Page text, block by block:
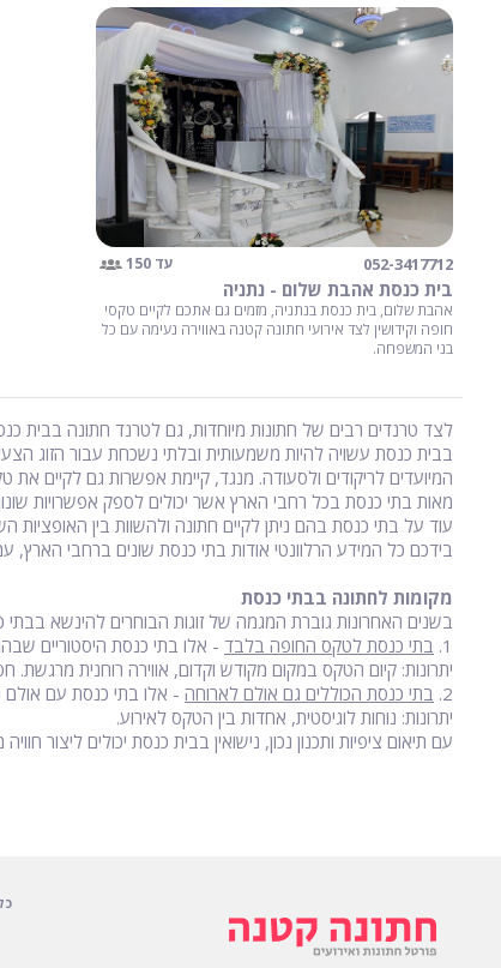
052-3417712 עד 150
בית כנסת אהבת שלום - נתניה
אהבת שלום, בית כנסת בנתניה, מזמים גם אתכם לקיים טקסי
חופה וקידושין לצד אירועי חתונה קטנה באווירה נעימה עם כל
בני המשפחה.
לצד טרנדים רבים של חתונות מיוחדות, גם לטרנד חתונה בבית
בבית כנסת עשויה להיות משמעותית ובלתי נשכחת עבור הזוג
המיועדים לריקודים ולסעודה. מנגד, קיימת אפשרות גם לקיים
מאות בתי כנסת בכל רחבי הארץ אשר יכולים לספק אפשרויות
עוד על בתי כנסת בהם ניתן לקיים חתונה ולהשוות בין
בידכם כל המידע הרלוונטי אודות בתי כנסת שונים ברחבי הארץ,
מקומות לחתונה בבתי כנסת
בשנים האחרונות גוברת המגמה של זוגות הבוחרים להינשא בבתי
1. בתי כנסת לטקס החופה בלבד - אלו בתי כנסת היסטוריים
יתרונות: קיום הטקס במקום מקודש וקדום, אווירה רוחנית
2. בתי כנסת הכוללים גם אולם לארוחה - אלו בתי כנסת עם אולם
יתרונות: נוחות לוגיסטית, אחדות בין הטקס לאירוע.
עם תיאום ציפיות ותכנון נכון, נישואין בבית כנסת יכולים ליצור